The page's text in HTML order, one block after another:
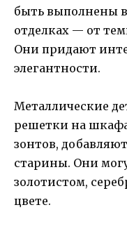
быть выполнены
отделках — от
Они придают
элегантности.
Металлические
решетки на
зонтов,
старины. Они
золотистом,
цвете.